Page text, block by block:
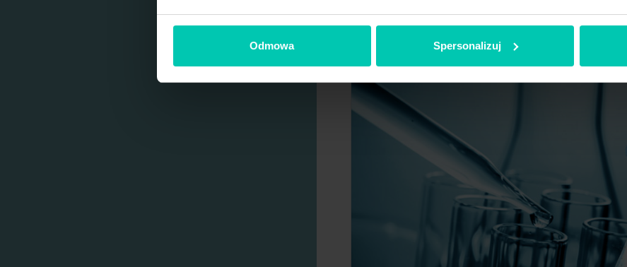
Odmowa Spersonalizuj